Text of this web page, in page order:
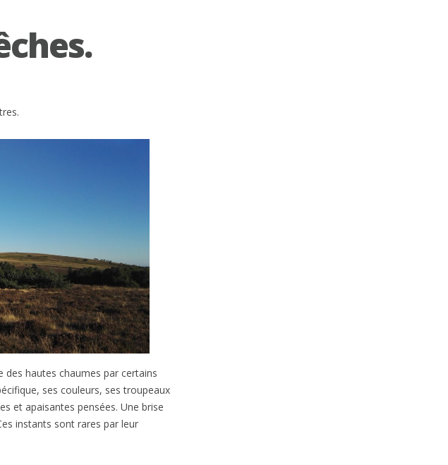
des hautes chaumes par certains
ses couleurs, ses troupeaux
et apaisantes pensées. Une brise
instants sont rares par leur